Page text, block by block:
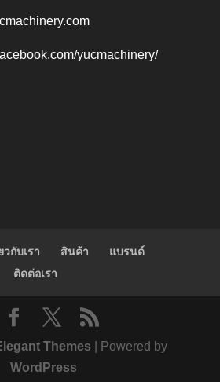
yucmachinery/
วกับเรา สินค้า
แบรนด์
ติดต่อเรา
Themes | Powered by
WordPress